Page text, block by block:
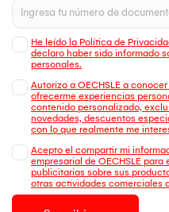
He leído la Política de
declaro haber sido informado
personales.
Autorizo a OECHSLE a
ofrecerme experiencias
contenido personalizado,
novedades, descuentos
con lo que realmente me
Acepto el compartir mi
empresarial de OECHSLE
publicitarias sobre sus
otras actividades comerciales